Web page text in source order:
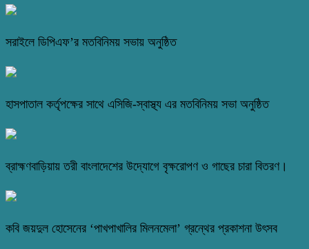
সরাইলে ডিপিএফ’র মতবিনিময় সভায় অনুষ্ঠিত
হাসপাতাল কর্তৃপক্ষের সাথে এসিজি-স্বাস্থ্য এর মতবিনিময় সভা অনুষ্ঠিত
ব্রাহ্মণবাড়িয়ায় তরী বাংলাদেশের উদ্যোগে বৃক্ষরোপণ ও গাছের চারা বিতরণ।
কবি জয়দুল হোসেনের ‘পাখপাখালির মিলনমেলা’ গ্রন্থের প্রকাশনা উৎসব